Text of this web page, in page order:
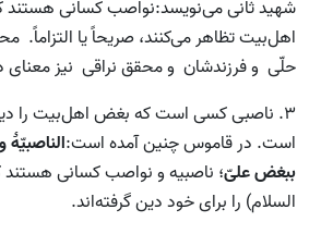
شهید ثانی می‌نویسد:نواصب کسانی هستند
اهل‌بیت تظاهر می‌کنند، صریحاً یا التزاماً.
حلّی و فرزندشان و محقق نراقی نیز معنای
3.‌ ناصبی کسی است که بغض اهل‌بیت را
است. در قاموس چنین آمده است:
ببغض علیّ؛‌ ناصبیه و نواصب کسانی
السلام) را برای خود دین گرفته‌اند.